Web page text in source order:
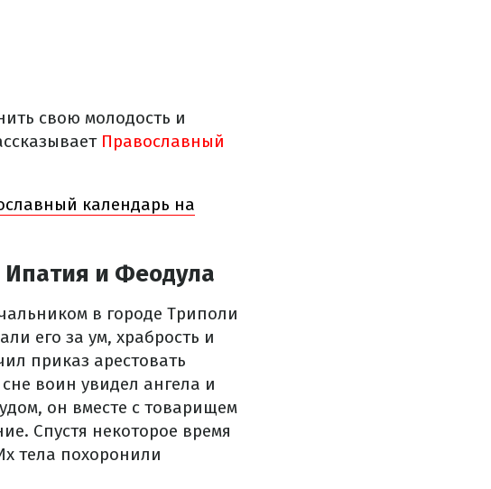
свою молодость и
Православный
календарь на
и Феодула
в городе Триполи
его за ум, храбрость и
приказ арестовать
воин увидел ангела и
он вместе с товарищем
Спустя некоторое время
тела похоронили